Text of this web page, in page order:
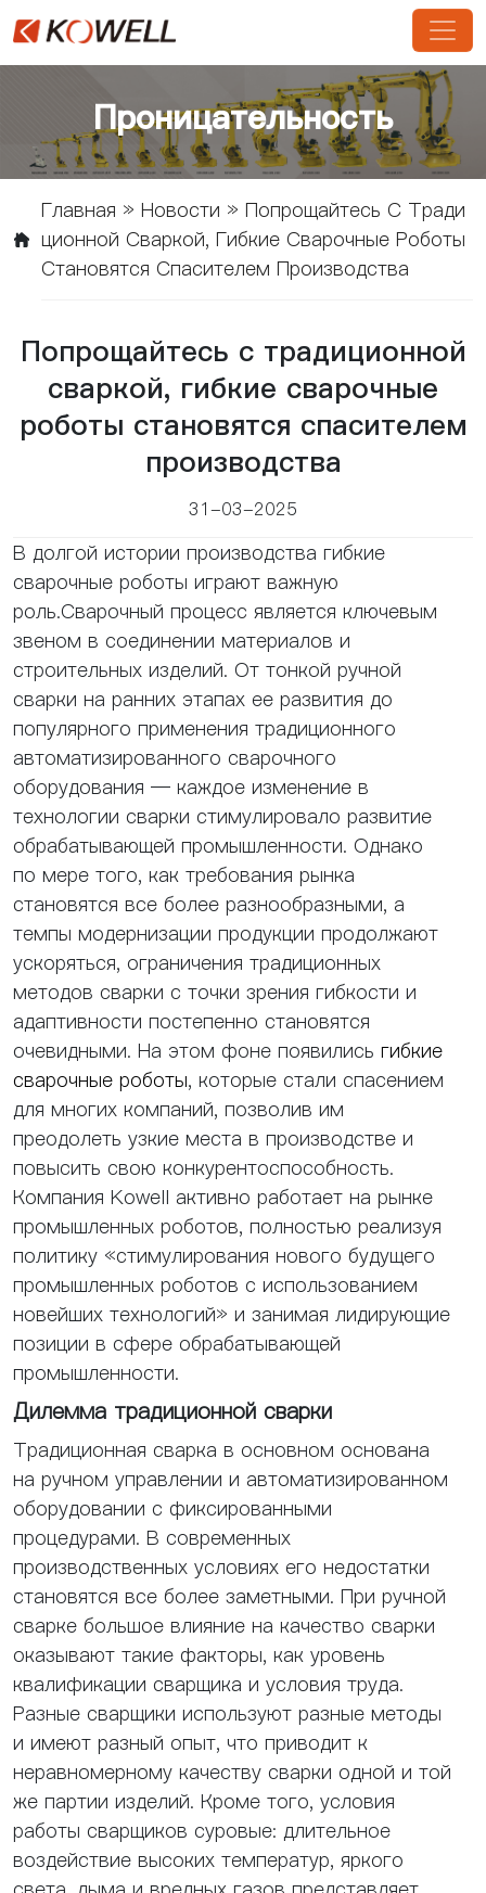
Проницательность
Главная » Новости » Попрощайтесь С Тради
Ционной Сваркой, Гибкие Сварочные Роботы
Становятся Спасителем Производства
Попрощайтесь с традиционной
сваркой, гибкие сварочные
роботы становятся спасителем
производства
31-03-2025
В долгой истории производства гибкие
сварочные роботы играют важную
роль.Сварочный процесс является ключевым
звеном в соединении материалов и
строительных изделий. От тонкой ручной
сварки на ранних этапах ее развития до
популярного применения традиционного
автоматизированного сварочного
оборудования — каждое изменение в
технологии сварки стимулировало развитие
обрабатывающей промышленности. Однако
по мере того, как требования рынка
становятся все более разнообразными, а
темпы модернизации продукции продолжают
ускоряться, ограничения традиционных
методов сварки с точки зрения гибкости и
адаптивности постепенно становятся
очевидными. На этом фоне появились гибкие
сварочные роботы, которые стали спасением
для многих компаний, позволив им
преодолеть узкие места в производстве и
повысить свою конкурентоспособность.
Компания Kowell активно работает на рынке
промышленных роботов, полностью реализуя
политику «стимулирования нового будущего
промышленных роботов с использованием
новейших технологий» и занимая лидирующие
позиции в сфере обрабатывающей
промышленности.
Дилемма традиционной сварки
Традиционная сварка в основном основана
на ручном управлении и автоматизированном
оборудовании с фиксированными
процедурами. В современных
производственных условиях его недостатки
становятся все более заметными. При ручной
сварке большое влияние на качество сварки
оказывают такие факторы, как уровень
квалификации сварщика и условия труда.
Разные сварщики используют разные методы
и имеют разный опыт, что приводит к
неравномерному качеству сварки одной и той
же партии изделий. Кроме того, условия
работы сварщиков суровые: длительное
воздействие высоких температур, яркого